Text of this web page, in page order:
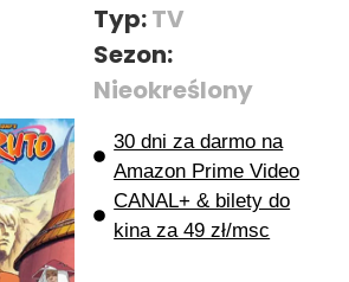
Typ:TV
Sezon:
Nieokreślony
30 dni za darmo na
Amazon Prime Video
CANAL+ & bilety do
kina za 49 zł/msc